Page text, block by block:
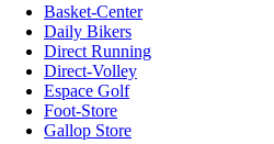
Basket-Center
Daily Bikers
Direct Running
Direct-Volley
Espace Golf
Foot-Store
Gallop Store